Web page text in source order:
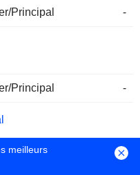
Principal -
Principal -
Principal -
meilleurs